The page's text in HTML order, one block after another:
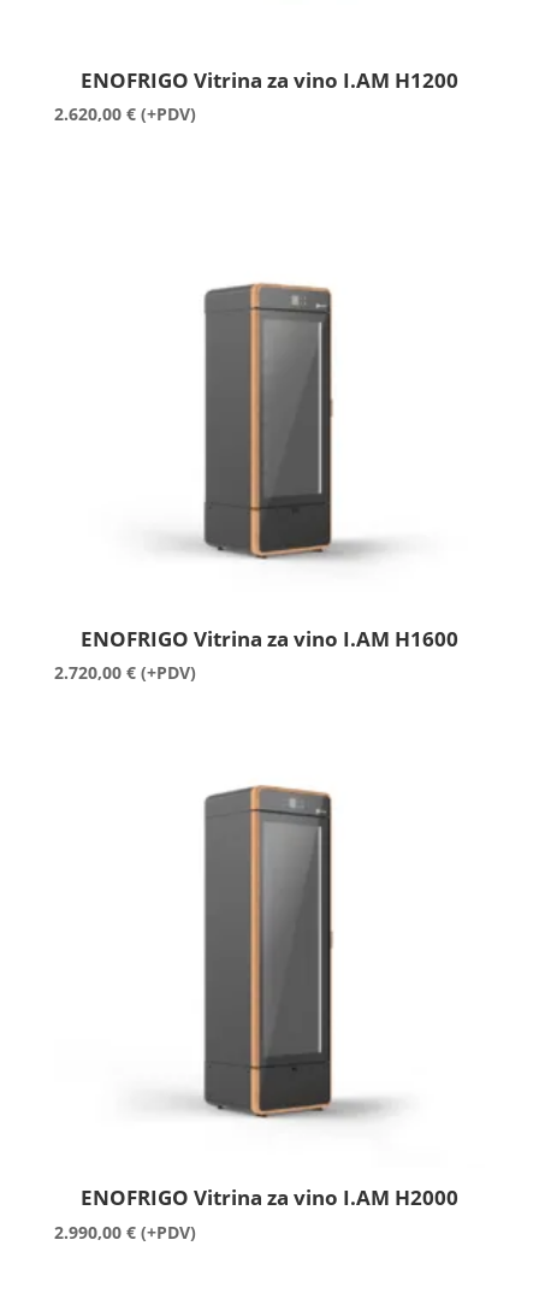
ENOFRIGO Vitrina za vino I.AM H1200
2.620,00 € (+PDV)
ENOFRIGO Vitrina za vino I.AM H1600
2.720,00 € (+PDV)
ENOFRIGO Vitrina za vino I.AM H2000
2.990,00 € (+PDV)